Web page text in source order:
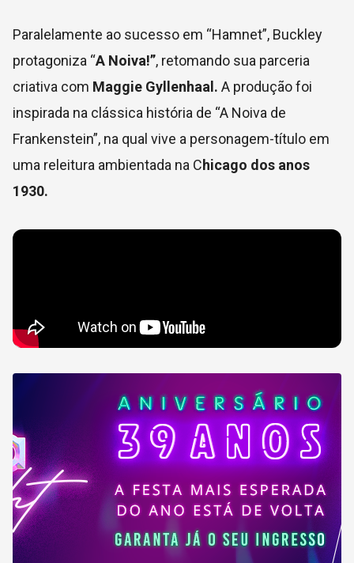
Paralelamente ao sucesso em “Hamnet”, Buckley
protagoniza “A Noiva!”, retomando sua parceria
criativa com Maggie Gyllenhaal. A produção foi
inspirada na clássica história de “A Noiva de
Frankenstein”, na qual vive a personagem-título em
uma releitura ambientada na Chicago dos anos
1930.